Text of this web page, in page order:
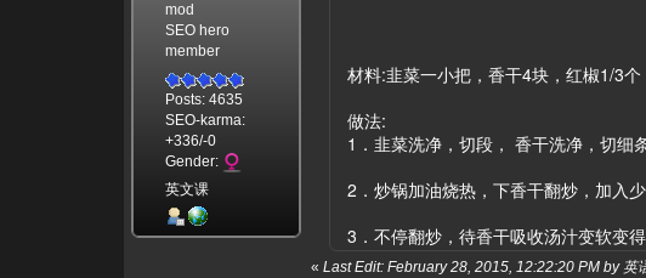
mod
SEO hero
member
Posts: 4635
SEO-karma:
+336/-0
Gender:
英文课
材料:韭菜一小把，香干4块，红椒1/3个
做法:
1．韭菜洗净，切段， 香干洗净，切细
2．炒锅加油烧热，下香干翻炒，加入
3．不停翻炒，待香干吸收汤汁变软变
« Last Edit: February 28, 2015, 12:22:20 PM by 英